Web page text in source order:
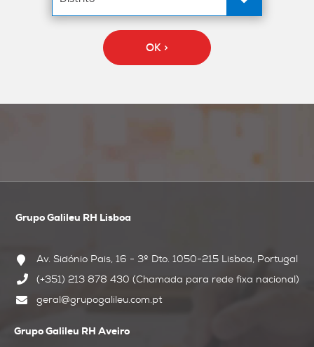
Grupo Galileu RH Lisboa
Av. Sidónio Pais, 16 - 3º Dto. 1050-215 Lisboa, Portugal
(+351) 213 878 430 (Chamada para rede fixa nacional)
geral@grupogalileu.com.pt
Grupo Galileu RH Aveiro